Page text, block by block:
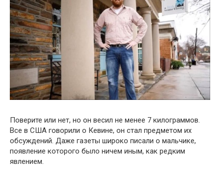
Поверите или нет, но он весил не менее 7 килограммов.
Все в США говорили о Кевине, он стал предметом их
обсуждений. Даже газеты широко писали о мальчике,
появление которого было ничем иным, как редким
явлением.